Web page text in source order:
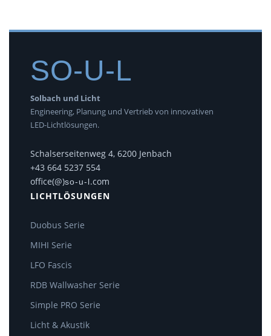
SO-U-L
Solbach und Licht
Engineering, Planung und Vertrieb von innovativen
LED-Lichtlösungen.
Schalserseitenweg 4, 6200 Jenbach
+43 664 5237 554
office(@)so-u-l.com
LICHTLÖSUNGEN
Duobus Serie
MIHI Serie
LFO Fascis
RDB Wallwasher Serie
Simple PRO Serie
Licht & Akustik